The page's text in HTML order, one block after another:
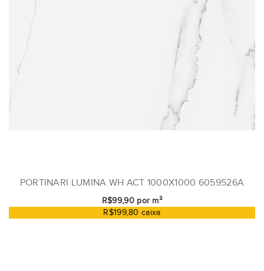
PORTINARI LUMINA WH ACT 1000X1000 6059526A
R$99,90 por m²
R$199,80 caixa